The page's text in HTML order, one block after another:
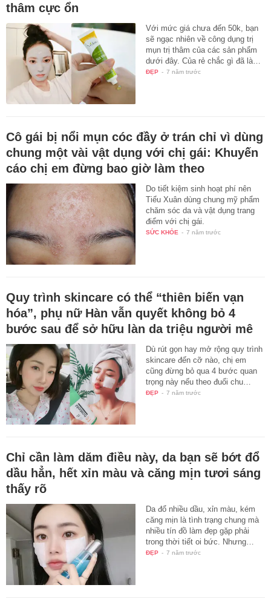
thâm cực ổn
Với mức giá chưa đến 50k, bạn
sẽ ngạc nhiên về công dụng trị
mụn trị thâm của các sản phẩm
dưới đây. Của rẻ chắc gì đã là…
ĐẸP - 7 năm trước
Cô gái bị nổi mụn cóc đầy ở trán chỉ vì dùng
chung một vài vật dụng với chị gái: Khuyến
cáo chị em đừng bao giờ làm theo
Do tiết kiệm sinh hoạt phí nên
Tiểu Xuân dùng chung mỹ phẩm
chăm sóc da và vật dụng trang
điểm với chị gái.
SỨC KHỎE - 7 năm trước
Quy trình skincare có thể “thiên biến vạn
hóa”, phụ nữ Hàn vẫn quyết không bỏ 4
bước sau để sở hữu làn da triệu người mê
Dù rút gọn hay mở rộng quy trình
skincare đến cỡ nào, chị em
cũng đừng bỏ qua 4 bước quan
trọng này nếu theo đuổi chu…
ĐẸP - 7 năm trước
Chỉ cần làm dăm điều này, da bạn sẽ bớt đổ
dầu hẳn, hết xỉn màu và căng mịn tươi sáng
thấy rõ
Da đổ nhiều dầu, xỉn màu, kém
căng mịn là tình trạng chung mà
nhiều tín đồ làm đẹp gặp phải
trong thời tiết oi bức. Nhưng…
ĐẸP - 7 năm trước